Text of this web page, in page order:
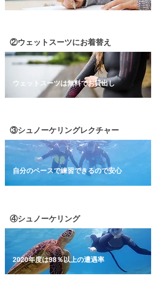
​②ウェットスーツにお着替え
ウェットスーツは無料でお貸出し
③シュノーケリングレクチャー
自分のペースで練習できるので安心
④シュノーケリング
2020年度は98％以上の遭遇率